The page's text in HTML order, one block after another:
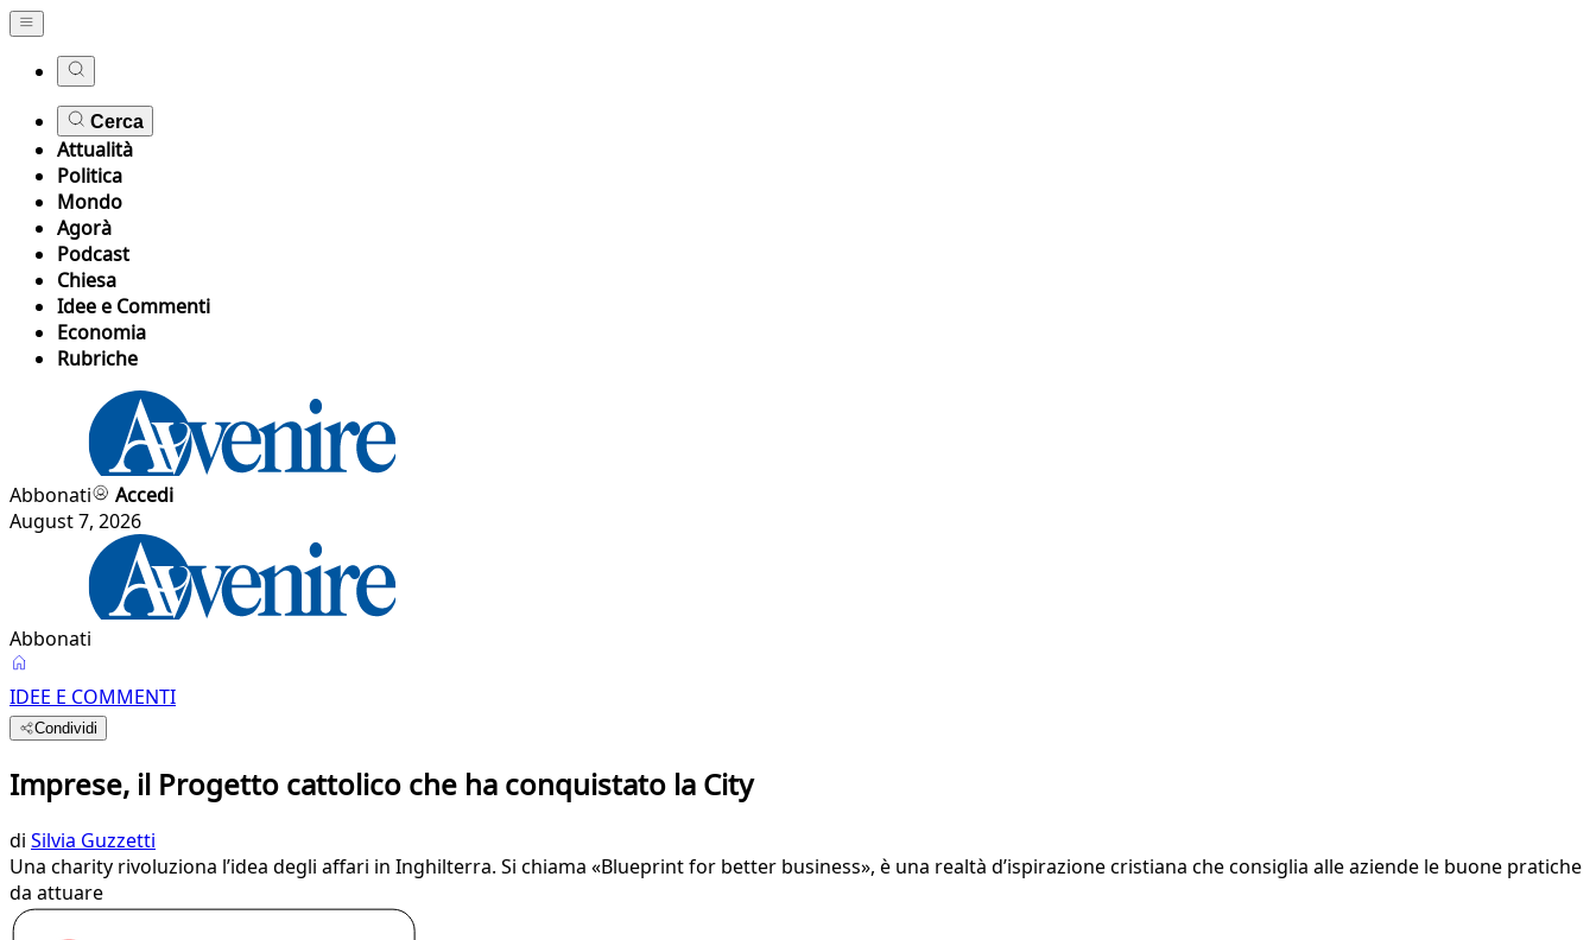
Cerca
Attualità
Politica
Mondo
Agorà
Podcast
Chiesa
Idee e Commenti
Economia
Rubriche
Abbonati
Accedi
August 7, 2026
Abbonati
IDEE E COMMENTI
Condividi
Imprese, il Progetto cattolico che ha conquistato la City
di Silvia Guzzetti
Una charity rivoluziona l’idea degli affari in Inghilterra. Si chiama «Blueprint for better business», è una realtà d’ispirazione cristiana che consiglia alle aziende le buone pratiche
da attuare